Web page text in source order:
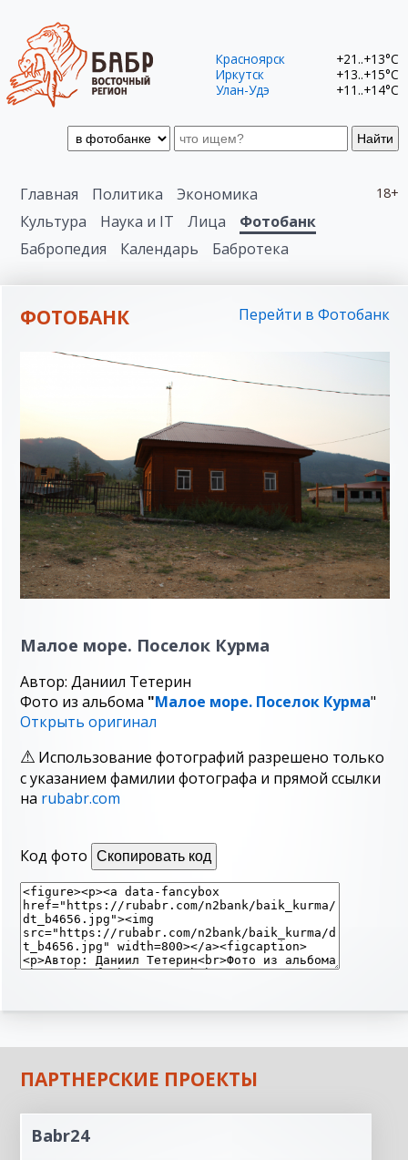
Найти
Красноярск
+21..+13°C
Иркутск
+13..+15°C
Улан-Удэ
+11..+14°C
18+
Главная Политика
Экономика
Культура
Наука и IT Лица
Фотобанк
Бабропедия
Календарь Бабротека
ФОТОБАНК Перейти в Фотобанк
Малое море. Поселок Курма
Автор: Даниил Тетерин
Фото из альбома "Малое море. Поселок Курма"
Открыть оригинал
Использование фотографий разрешено только
с указанием фамилии фотографа и прямой ссылки
на rubabr.com
Код фото Скопировать код
ПАРТНЕРСКИЕ ПРОЕКТЫ
Babr24